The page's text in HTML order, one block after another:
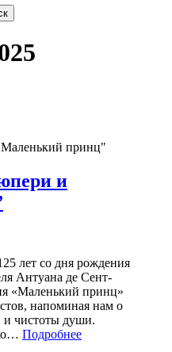
и
лет со дня рождения
Антуана де Сент-
«Маленький принц»
напоминая нам о
и чистоты души.
Подробнее